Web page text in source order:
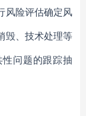
风险评估确定风
毁、技术处理等
问题的跟踪抽